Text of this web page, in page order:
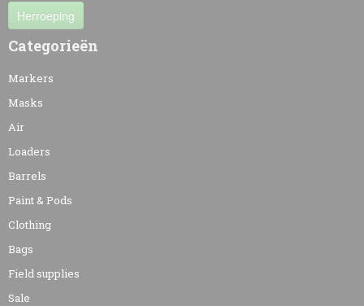
Herroeping
Categorieën
Markers
Masks
Air
Loaders
Barrels
Paint & Pods
Clothing
Bags
Field supplies
Sale